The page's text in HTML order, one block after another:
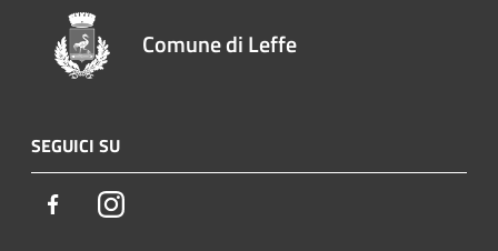
Comune di Leffe
SEGUICI SU
FacebookInstagram